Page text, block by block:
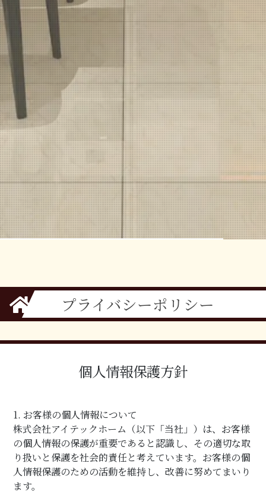
プライバシーポリシー
個人情報保護方針
1. お客様の個人情報について
株式会社アイテックホーム（以下「当社」）は、お客様
の個人情報の保護が重要であると認識し、その適切な取
り扱いと保護を社会的責任と考えています。お客様の個
人情報保護のための活動を維持し、改善に努めてまいり
ます。